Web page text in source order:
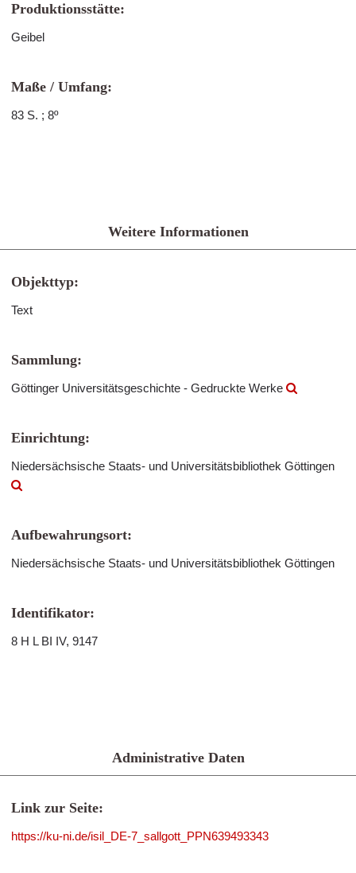
Produktionsstätte:
Geibel
Maße / Umfang:
83 S. ; 8º
Weitere Informationen
Objekttyp:
Text
Sammlung:
Göttinger Universitätsgeschichte - Gedruckte Werke
Einrichtung:
Niedersächsische Staats- und Universitätsbibliothek Göttingen
Aufbewahrungsort:
Niedersächsische Staats- und Universitätsbibliothek Göttingen
Identifikator:
8 H L BI IV, 9147
Administrative Daten
Link zur Seite:
https://ku-ni.de/isil_DE-7_sallgott_PPN639493343